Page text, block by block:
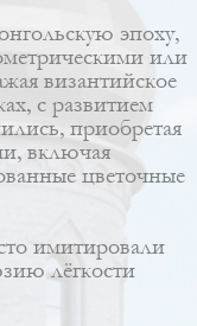
эпоху,
или
византийское
с развитием
приобретая
включая
цветочные
имитировали
лёгкости